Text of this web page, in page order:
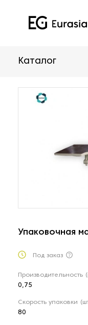
Каталог
Упаковочная
Под заказ
Производительность
0,75
Скорость упаковки
80